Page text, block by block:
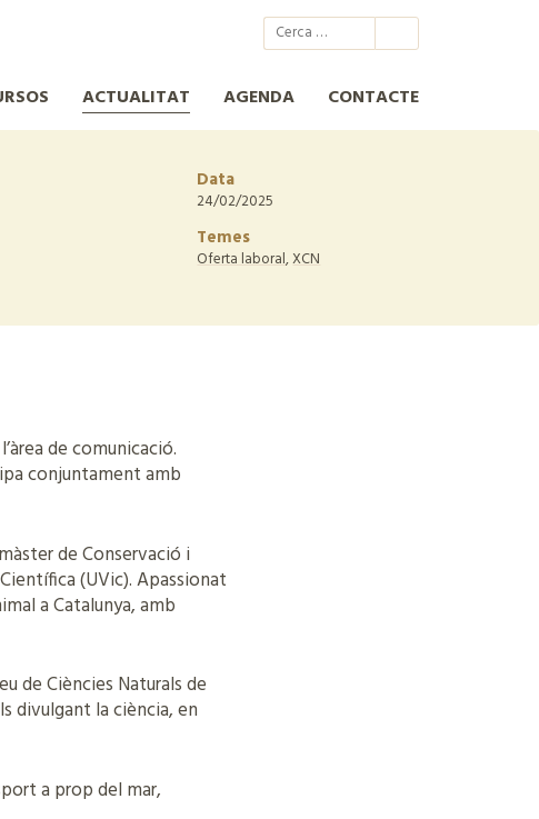
Xarxa per a la Conservació de la Natura
ACTUALITAT AGENDA CONTACTE
Data
24/02/2025
Temes
Oferta laboral,XCN
de comunicació.
conjuntament amb
de Conservació i
(UVic). Apassionat
a Catalunya, amb
de Ciències Naturals de
divulgant la ciència, en
a prop del mar,